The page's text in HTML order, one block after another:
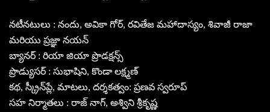
నటీనటులు : నందు, అవికా గోర్, రవితేజ మహాదాస్యం, శివాజీ రాజా
మరియు ప్రజ్ఞా నయన్
బ్యానర్ : రియా జియా ప్రొడక్షన్స్
ప్రొడ్యుసర్ : సుభాషిని, కొండా ల‌క్ష్మ‌ణ్
కథ, స్క్రీన్‌ప్లే, మాటలు, దర్శకత్వం: ప్రణవ స్వరూప్‌
సహ నిర్మాతలు : రాజ్ నాగ్, అశ్విని శ్రీకృష్ణ